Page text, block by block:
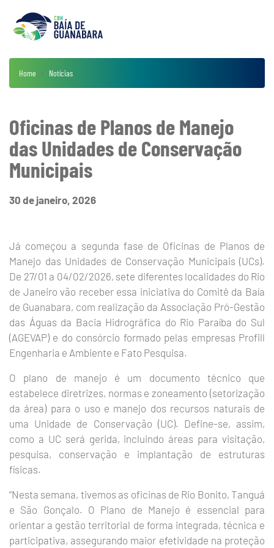
Home Notícias
Oficinas de Planos de Manejo
das Unidades de Conservação
Municipais
30 de janeiro, 2026
Já começou a segunda fase de Oficinas de Planos de
Manejo das Unidades de Conservação Municipais (UCs).
De 27/01 a 04/02/2026, sete diferentes localidades do Rio
de Janeiro vão receber essa iniciativa do Comitê da Baía
de Guanabara, com realização da Associação Pró-Gestão
das Águas da Bacia Hidrográfica do Rio Paraíba do Sul
(AGEVAP) e do consórcio formado pelas empresas Profill
Engenharia e Ambiente e Fato Pesquisa.
O plano de manejo é um documento técnico que
estabelece diretrizes, normas e zoneamento (setorização
da área) para o uso e manejo dos recursos naturais de
uma Unidade de Conservação (UC). Define-se, assim,
como a UC será gerida, incluindo áreas para visitação,
pesquisa, conservação e implantação de estruturas
físicas.
“Nesta semana, tivemos as oficinas de Rio Bonito, Tanguá
e São Gonçalo. O Plano de Manejo é essencial para
orientar a gestão territorial de forma integrada, técnica e
participativa, assegurando maior efetividade na proteção